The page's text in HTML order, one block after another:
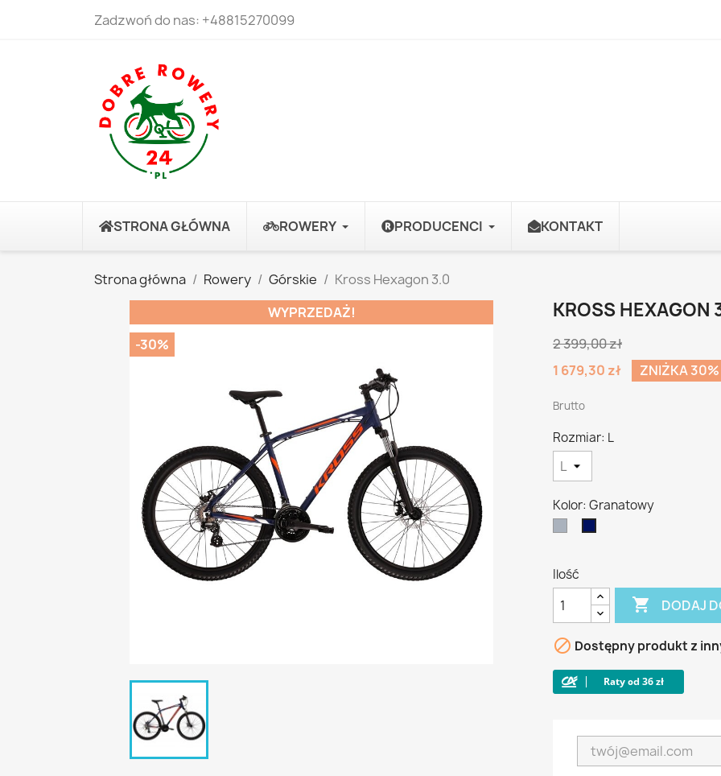
Zadzwoń do nas: +48815270099
STRONA GŁÓWNA ROWERY PRODUCENCI KONTAKT
Strona główna Rowery Górskie
Kross Hexagon 3.0
WYPRZEDAŻ!
-30%
KROSS HEXAGON
2 399,00 zł
1 679,30 zł
ZNIŻKA 30%
Brutto
Rozmiar: L
Kolor: Granatowy
Ilość
 DODAJ
 Dostępny produkt z